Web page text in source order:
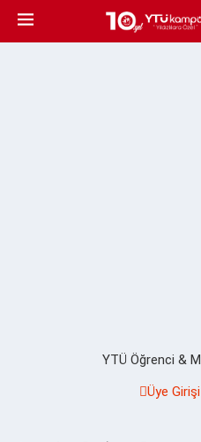
YTÜ Öğrenci &
Üye